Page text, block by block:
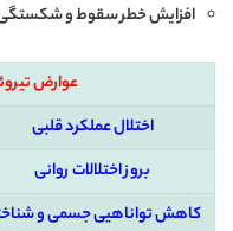
افزایش خطر سقوط و
عوارض
اختلال عملکرد قلبی
بروز اختلالات روانی
کاهش تواناهیی جسمی و